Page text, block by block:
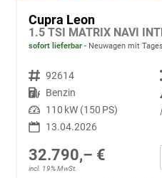
Cupra Leon
sofort lieferbar Neuwagen mit
Fahrzeugnr. 92614
Kraftstoff Benzin
Leistung 110 kW (150 PS)
13.04.2026
32.790,– €
incl. 19% MwSt.